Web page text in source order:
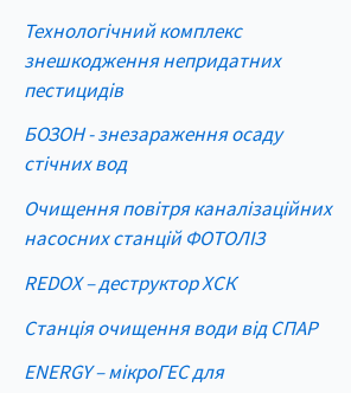
Технологічний комплекс
знешкодження непридатних
пестицидів
БОЗОН - знезараження осаду
стічних вод
Очищення повітря каналізаційних
насосних станцій ФОТОЛІЗ
REDOX – деструктор ХСК
Станція очищення води від СПАР
ENERGY – мікроГЕС для